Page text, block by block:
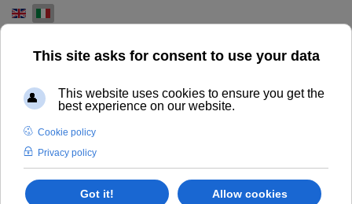
Select your language
NEWS
INSTALLAZIONI, NEWS E PARTNERSHIP CAMPORESE